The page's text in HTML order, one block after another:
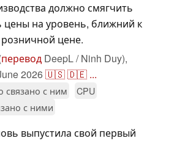
должно смягчить
цены на уровень, ближний к
цене.
перевод DeepL / Ninh Duy),
2026🇺🇸🇩🇪 ...
связано с ним
CPU
с ними
выпустила свой первый